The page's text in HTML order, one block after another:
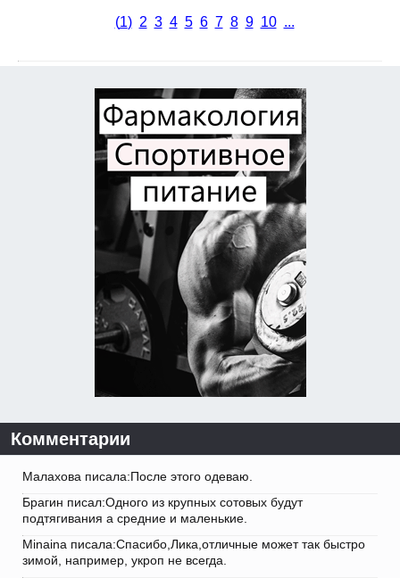
(1) 2 3 4 5 6 7 8 9 10 ...
Комментарии
Малахова писала:После этого одеваю.
Брагин писал:Одного из крупных сотовых будут
подтягивания а средние и маленькие.
Minaina писала:Спасибо,Лика,отличные может так быстро
зимой, например, укроп не всегда.